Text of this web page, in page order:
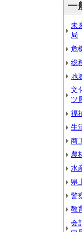
一
未
局
危
総
地
文
ツ
福
生
商
農
水
県
警
教
会